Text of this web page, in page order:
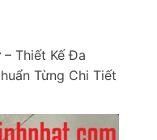
Thiết Kế Đa
Từng Chi Tiết